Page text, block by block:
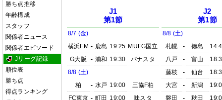
勝ち点推移
年齢構成
スタッフ
関係者ニュース
関係者エピソード
Jリーグ記録
順位表
勝ち点
得点ランキング
J1
第1節
8/7 (金)
横浜FM - 鹿島 19:25 MUFG国立
G大阪
- 浦和 19:30
パナスタ
8/8 (土)
柏
- 水戸 19:00
三協F柏
FC東京 - 町田 19:00
味スタ
J2
第1節
8/8 (土)
札幌
- 徳島
八戸
- 富山
藤枝
- 仙台
大宮
- 新潟
磐田
- 秋田